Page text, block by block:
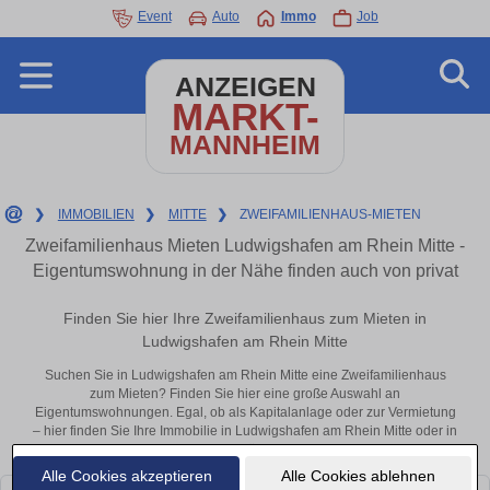
Alle Cookies akzeptieren Alle Cookies ablehnen
Event Auto Immo Job
ANZEIGEN
MARKT-
MANNHEIM
❯ IMMOBILIEN ❯ MITTE ❯ ZWEIFAMILIENHAUS-MIETEN
Zweifamilienhaus Mieten Ludwigshafen am Rhein Mitte -
Eigentumswohnung in der Nähe finden auch von privat
Finden Sie hier Ihre Zweifamilienhaus zum Mieten in
Ludwigshafen am Rhein Mitte
Suchen Sie in Ludwigshafen am Rhein Mitte eine Zweifamilienhaus
zum Mieten? Finden Sie hier eine große Auswahl an
Eigentumswohnungen. Egal, ob als Kapitalanlage oder zur Vermietung
– hier finden Sie Ihre Immobilie in Ludwigshafen am Rhein Mitte oder in
der Nähe.